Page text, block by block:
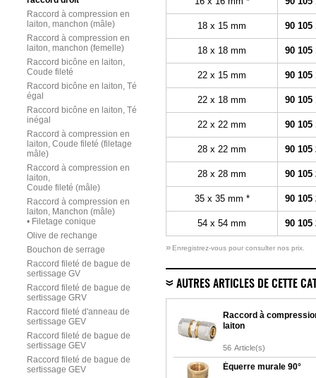
Raccord à compression en
laiton, manchon (mâle)
Raccord à compression en
laiton, manchon (femelle)
Raccord bicône en laiton,
Coude fileté
Raccord bicône en laiton, Té
égal
Raccord bicône en laiton, Té
inégal
Raccord à compression en
laiton, Coude fileté (filetage
mâle)
Raccord à compression en
laiton,
Coude fileté (mâle)
Raccord à compression en
laiton, Manchon (mâle)
• Filetage conique
Olive de rechange
Bouchon de serrage
Raccord fileté de bague de
sertissage GV
Raccord fileté de bague de
sertissage GRV
Raccord fileté d'anneau de
sertissage GEV
Raccord fileté de bague de
sertissage GEV
Raccord fileté de bague de
sertissage GEV
18 x 15 mm 90 105
18 x 18 mm 90 105
22 x 15 mm 90 105
22 x 18 mm 90 105
22 x 22 mm 90 105
28 x 22 mm 90 105
28 x 28 mm 90 105
35 x 35 mm * 90 105
54 x 54 mm 90 105
» Enregistrez-vous pour consulter nos prix.
AUTRES ARTICLES DE CETTE
Raccord à
laiton
56 Article(s)
Équerre murale 90°